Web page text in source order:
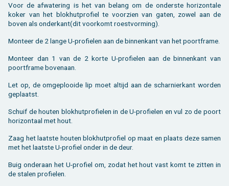
Voor de af­wa­te­ring is het van be­lang om de on­der­ste ho­ri­zon­ta­le
koker van het blok­hut­pro­fiel te voor­zien van gaten, zowel aan de
boven als on­der­kant(dit voor­komt roest­vor­ming).
Mon­teer de 2 lange U-pro­fie­len aan de bin­nen­kant van het poort­fra­me.
Mon­teer dan 1 van de 2 korte U-pro­fie­len aan de bin­nen­kant van
poort­fra­me bo­ven­aan.
Let op, de om­ge­plooi­de lip moet al­tijd aan de schar­nier­kant wor­den
ge­plaatst.
Schuif de hou­ten blok­hut­pro­fie­len in de U-pro­fie­len en vul zo de poort
ho­ri­zon­taal met hout.
Zaag het laat­ste hou­ten blok­hut­pro­fiel op maat en plaats deze samen
met het laat­ste U-pro­fiel onder in de deur.
Buig on­der­aan het U-pro­fiel om, zodat het hout vast komt te zit­ten in
de sta­len pro­fie­len.